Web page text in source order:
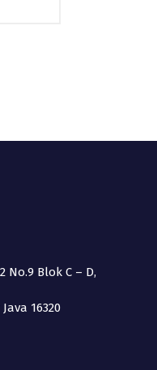
No.9 Blok C – D,
16320